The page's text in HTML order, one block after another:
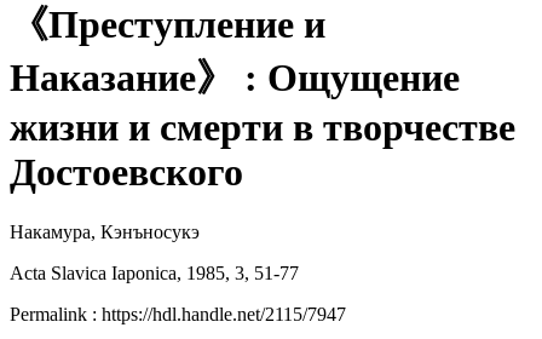
《Преступление и
Наказание》 : Ощущение
жизни и смерти в творчестве
Достоевского
Накамура, Кэнъносукэ
Acta Slavica Iaponica, 1985, 3, 51-77
Permalink : https://hdl.handle.net/2115/7947